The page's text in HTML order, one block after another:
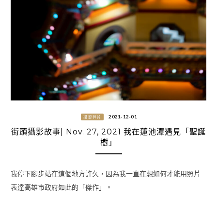
攝影碎片 2021-12-01
街頭攝影故事| Nov. 27, 2021 我在蓮池潭遇見「聖誕
樹」
我停下腳步站在這個地方許久，因為我一直在想如何才能用照片
表達高雄市政府如此的「傑作」。